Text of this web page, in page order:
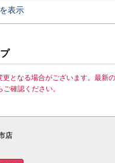
表示
更となる場合がございます。最新
ご確認ください。
店